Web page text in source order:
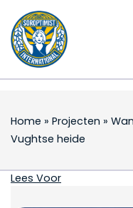
Home » Projecten »
Vughtse heide
Wandel
Lees Voor